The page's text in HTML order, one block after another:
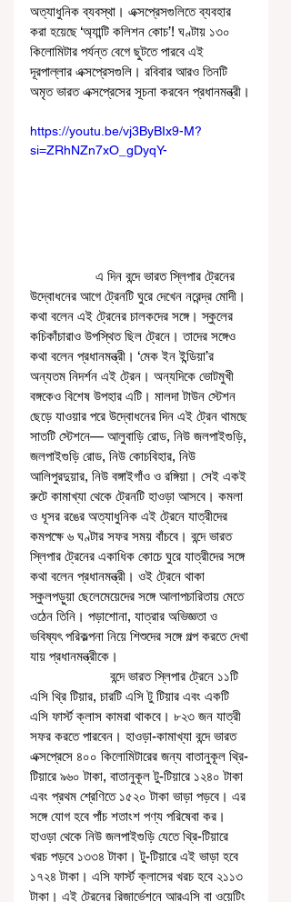
অত্যাধুনিক ব্যবস্থা। এক্সপ্রেসগুলিতে ব্যবহার
করা হয়েছে ‘অ্যান্টি কলিশন কোচ’! ঘণ্টায় ১৩০
কিলোমিটার পর্যন্ত বেগে ছুটতে পারবে এই
দূরপাল্লার এক্সপ্রেসগুলি। রবিবার আরও তিনটি
অমৃত ভারত এক্সপ্রেসের সূচনা করবেন প্রধানমন্ত্রী।
https://youtu.be/vj3ByBIx9-M?
si=ZRhNZn7xO_gDyqY-
উদ্বোধনের আগে ট্রেনটি ঘুরে দেখেন নরেন্দ্র মোদী।
কথা বলেন এই ট্রেনের চালকদের সঙ্গে। স্কুলের
কচিকাঁচারাও উপস্থিত ছিল ট্রেনে। তাদের সঙ্গেও
কথা বলেন প্রধানমন্ত্রী। ‘মেক ইন ইন্ডিয়া’র
অন্যতম নিদর্শন এই ট্রেন। অন্যদিকে ভোটমুখী
বঙ্গকেও বিশেষ উপহার এটি। মালদা টাউন স্টেশন
ছেড়ে যাওয়ার পরে উদ্বোধনের দিন এই ট্রেন থামছে
সাতটি স্টেশনে— আলুবাড়ি রোড, নিউ জলপাইগুড়ি,
জলপাইগুড়ি রোড, নিউ কোচবিহার, নিউ
আলিপুরদুয়ার, নিউ বঙ্গাইগাঁও ও রঙ্গিয়া। সেই একই
রুটে কামাখ্যা থেকে ট্রেনটি হাওড়া আসবে। কমলা
ও ধূসর রঙের অত্যাধুনিক এই ট্রেনে যাত্রীদের
কমপক্ষে ৬ ঘণ্টার সফর সময় বাঁচবে। বন্দে ভারত
স্লিপার ট্রেনের একাধিক কোচে ঘুরে যাত্রীদের সঙ্গে
কথা বলেন প্রধানমন্ত্রী। ওই ট্রেনে থাকা
স্কুলপড়ুয়া ছেলেমেয়েদের সঙ্গে আলাপচারিতায় মেতে
ওঠেন তিনি। পড়াশোনা, যাত্রার অভিজ্ঞতা ও
ভবিষ্যৎ পরিকল্পনা নিয়ে শিশুদের সঙ্গে গল্প করতে দেখা
যায় প্রধানমন্ত্রীকে।
এসি থ্রি টিয়ার, চারটি এসি টু টিয়ার এবং একটি
এসি ফার্স্ট ক্লাস কামরা থাকবে। ৮২৩ জন যাত্রী
সফর করতে পারবেন। হাওড়া-কামাখ্যা বন্দে ভারত
এক্সপ্রেসে ৪০০ কিলোমিটারের জন্য বাতানুকূল থ্রি-
টিয়ারে ৯৬০ টাকা, বাতানুকূল টু-টিয়ারে ১২৪০ টাকা
এবং প্রথম শ্রেণিতে ১৫২০ টাকা ভাড়া পড়বে। এর
সঙ্গে যোগ হবে পাঁচ শতাংশ পণ্য পরিষেবা কর।
হাওড়া থেকে নিউ জলপাইগুড়ি যেতে থ্রি-টিয়ারে
খরচ পড়বে ১৩৩৪ টাকা। টু-টিয়ারে এই ভাড়া হবে
১৭২৪ টাকা। এসি ফার্স্ট ক্লাসের খরচ হবে ২১১৩
টাকা। এই ট্রেনের রিজার্ভেশনে আরএসি বা ওয়েটিং